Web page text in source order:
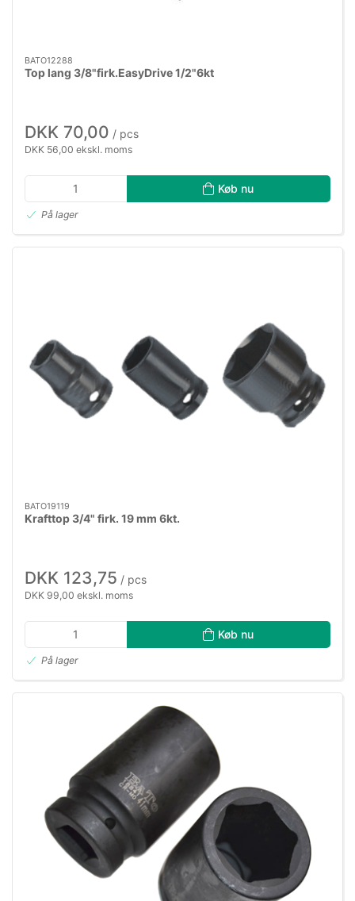
BATO12288
Top lang 3/8"firk.EasyDrive 1/2"6kt
DKK 70,00 / pcs
DKK 56,00 ekskl. moms
Køb nu
På lager
BATO19119
Krafttop 3/4" firk. 19 mm 6kt.
DKK 123,75 / pcs
DKK 99,00 ekskl. moms
Køb nu
På lager